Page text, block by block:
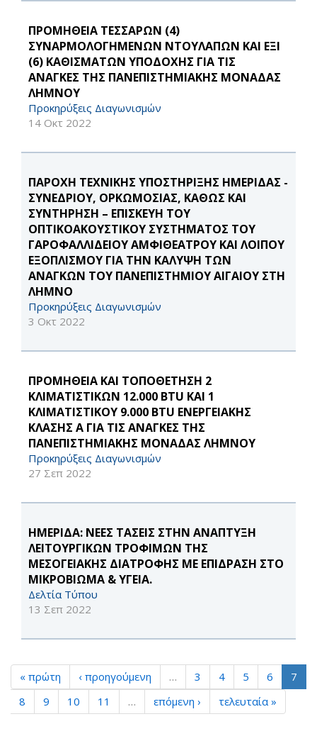
ΠΡΟΜΗΘΕΙΑ ΤΕΣΣΑΡΩΝ (4)
ΣΥΝΑΡΜΟΛΟΓΗΜΕΝΩΝ ΝΤΟΥΛΑΠΩΝ ΚΑΙ ΕΞΙ
(6) ΚΑΘΙΣΜΑΤΩΝ ΥΠΟΔΟΧΗΣ ΓΙΑ ΤΙΣ
ΑΝΑΓΚΕΣ ΤΗΣ ΠΑΝΕΠΙΣΤΗΜΙΑΚΗΣ ΜΟΝΑΔΑΣ
ΛΗΜΝΟΥ
Προκηρύξεις Διαγωνισμών
14 Οκτ 2022
ΠΑΡΟΧΗ ΤΕΧΝΙΚΗΣ ΥΠΟΣΤΗΡΙΞΗΣ ΗΜΕΡΙΔΑΣ -
ΣΥΝΕΔΡΙΟΥ, ΟΡΚΩΜΟΣΙΑΣ, ΚΑΘΩΣ ΚΑΙ
ΣΥΝΤΗΡΗΣΗ – ΕΠΙΣΚΕΥΗ ΤΟΥ
ΟΠΤΙΚΟΑΚΟΥΣΤΙΚΟΥ ΣΥΣΤΗΜΑΤΟΣ ΤΟΥ
ΓΑΡΟΦΑΛΛΙΔΕΙΟΥ ΑΜΦΙΘΕΑΤΡΟΥ ΚΑΙ ΛΟΙΠΟΥ
ΕΞΟΠΛΙΣΜΟΥ ΓΙΑ ΤΗΝ ΚΑΛΥΨΗ ΤΩΝ
ΑΝΑΓΚΩΝ ΤΟΥ ΠΑΝΕΠΙΣΤΗΜΙΟΥ ΑΙΓΑΙΟΥ ΣΤΗ
ΛΗΜΝΟ
Προκηρύξεις Διαγωνισμών
3 Οκτ 2022
ΠΡΟΜΗΘΕΙΑ ΚΑΙ ΤΟΠΟΘΕΤΗΣΗ 2
ΚΛΙΜΑΤΙΣΤΙΚΩΝ 12.000 BTU ΚΑΙ 1
ΚΛΙΜΑΤΙΣΤΙΚΟΥ 9.000 BTU ΕΝΕΡΓΕΙΑΚΗΣ
ΚΛΑΣΗΣ Α ΓΙΑ ΤΙΣ ΑΝΑΓΚΕΣ ΤΗΣ
ΠΑΝΕΠΙΣΤΗΜΙΑΚΗΣ ΜΟΝΑΔΑΣ ΛΗΜΝΟΥ
Προκηρύξεις Διαγωνισμών
27 Σεπ 2022
ΗΜΕΡΙΔΑ: ΝΕΕΣ ΤΑΣΕΙΣ ΣΤΗΝ ΑΝΑΠΤΥΞΗ
ΛΕΙΤΟΥΡΓΙΚΩΝ ΤΡΟΦΙΜΩΝ ΤΗΣ
ΜΕΣΟΓΕΙΑΚΗΣ ΔΙΑΤΡΟΦΗΣ ΜΕ ΕΠΙΔΡΑΣΗ ΣΤΟ
ΜΙΚΡΟΒΙΩΜΑ & ΥΓΕΙΑ.
Δελτία Τύπου
13 Σεπ 2022
« πρώτη ‹ προηγούμενη … 3 4 5 6
7
8
9 10 11 … επόμενη › τελευταία »